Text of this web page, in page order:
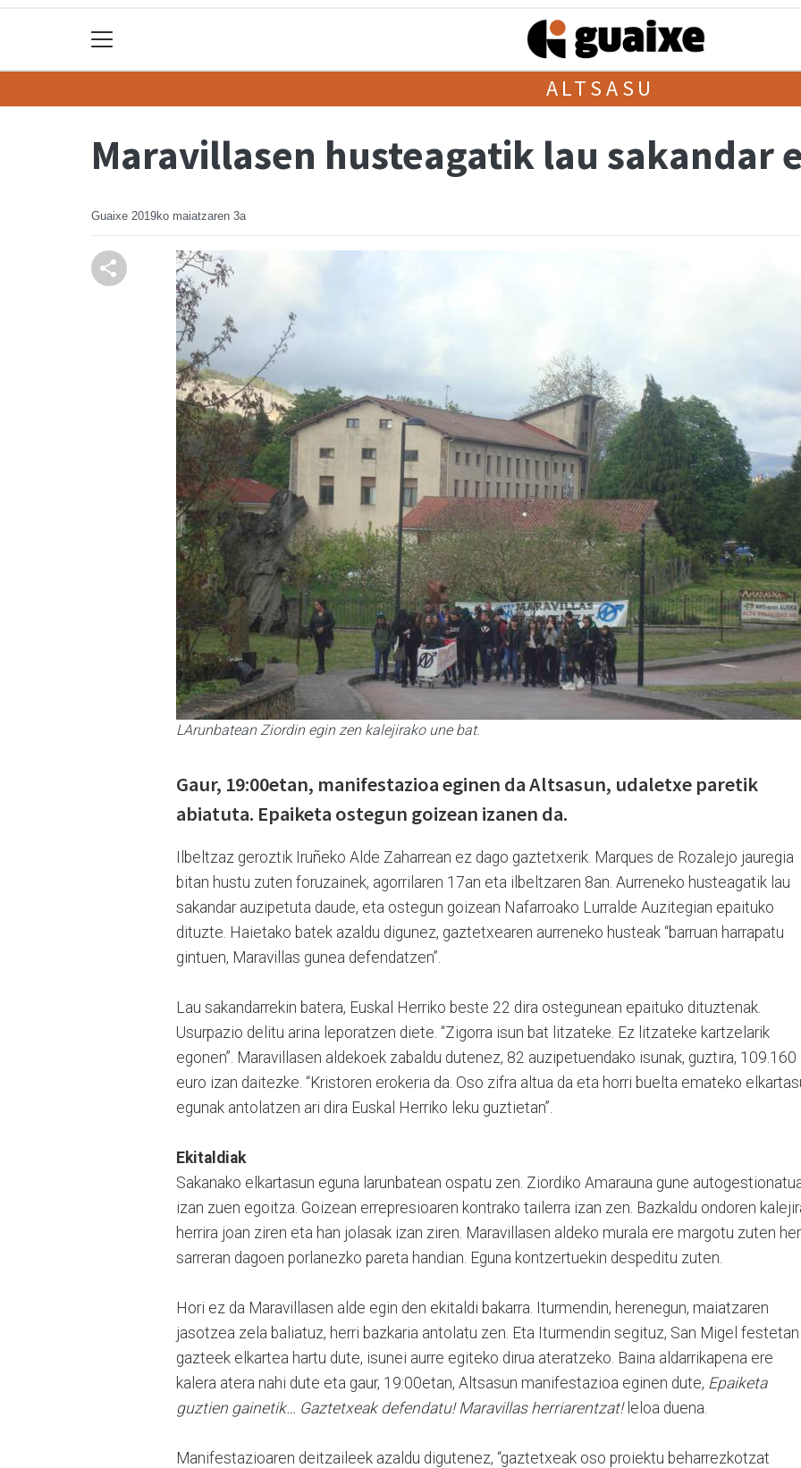
ALTSASU
Maravillasen husteagatik lau sakandar
Guaixe 2019ko maiatzaren 3a
LArunbatean Ziordin egin zen kalejirako une bat.
Gaur, 19:00etan, manifestazioa eginen da Altsasun, udaletxe paretik
abiatuta. Epaiketa ostegun goizean izanen da.
Ilbeltzaz geroztik Iruñeko Alde Zaharrean ez dago gaztetxerik. Marques de Rozalejo jauregia
bitan hustu zuten foruzainek, agorrilaren 17an eta ilbeltzaren 8an. Aurreneko husteagatik lau
sakandar auzipetuta daude, eta ostegun goizean Nafarroako Lurralde Auzitegian epaituko
dituzte. Haietako batek azaldu digunez, gaztetxearen aurreneko husteak “barruan harrapatu
gintuen, Maravillas gunea defendatzen”.
Lau sakandarrekin batera, Euskal Herriko beste 22 dira ostegunean epaituko dituztenak.
Usurpazio delitu arina leporatzen diete. “Zigorra isun bat litzateke. Ez litzateke kartzelarik
egonen”. Maravillasen aldekoek zabaldu dutenez, 82 auzipetuendako isunak, guztira, 109.160
euro izan daitezke. “Kristoren erokeria da. Oso zifra altua da eta horri buelta emateko
egunak antolatzen ari dira Euskal Herriko leku guztietan”.
Ekitaldiak
Sakanako elkartasun eguna larunbatean ospatu zen. Ziordiko Amarauna gune
izan zuen egoitza. Goizean errepresioaren kontrako tailerra izan zen. Bazkaldu ondoren
herrira joan ziren eta han jolasak izan ziren. Maravillasen aldeko murala ere margotu zuten
sarreran dagoen porlanezko pareta handian. Eguna kontzertuekin despeditu zuten.
Hori ez da Maravillasen alde egin den ekitaldi bakarra. Iturmendin, herenegun, maiatzaren
jasotzea zela baliatuz, herri bazkaria antolatu zen. Eta Iturmendin segituz, San Migel festetan
gazteek elkartea hartu dute, isunei aurre egiteko dirua ateratzeko. Baina aldarrikapena ere
kalera atera nahi dute eta gaur, 19:00etan, Altsasun manifestazioa eginen dute, Epaiketa
guztien gainetik… Gaztetxeak defendatu! Maravillas herriarentzat!leloa duena.
Manifestazioaren deitzaileek azaldu digutenez, “gaztetxeak oso proiektu beharrezkotzat